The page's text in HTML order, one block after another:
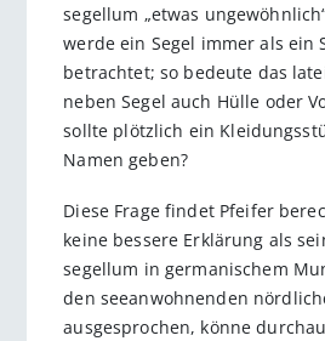
segellum „etwas
werde ein Segel immer als ein
betrachtet; so bedeute das
neben Segel auch Hülle oder
sollte plötzlich ein
Namen geben?
Diese Frage findet Pfeifer
keine bessere Erklärung als
segellum in germanischem
den seeanwohnenden
ausgesprochen, könne